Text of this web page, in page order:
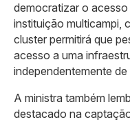
democratizar o
instituição multicampi,
cluster permitirá que
acesso a uma
independentemente
A ministra também
destacado na